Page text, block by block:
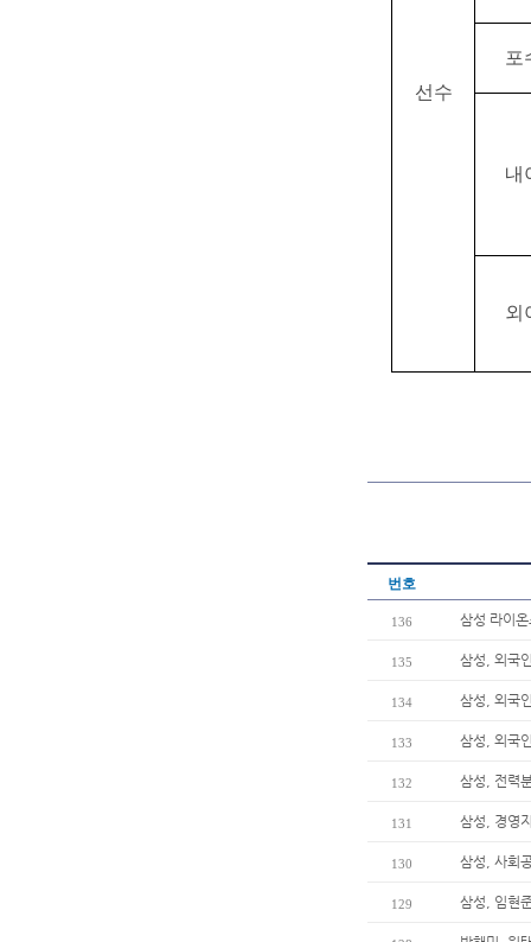
선수
포
내
외
번호
136 삼성 라이
135 삼성, 외국
134 삼성, 외국
133 삼성, 외국
132 삼성, 전력
131 삼성, 경영
130 삼성, 사회
129 삼성, 임현